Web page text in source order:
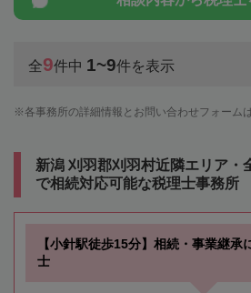
全9件中 1~9件を表示
各事務所の詳細情報とお問い合わせフォーム
新潟 刈羽郡刈羽村近隣エリア・
で相続対応可能な税理士事務所
【小針駅徒歩15分】相続・事業継承
士